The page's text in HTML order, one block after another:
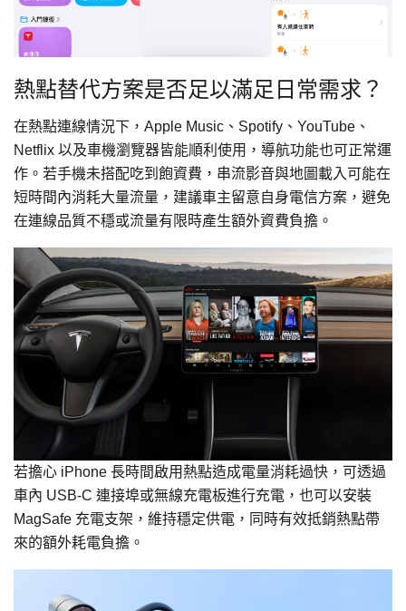
熱點替代方案是否足以滿足日常需求？
在熱點連線情況下，Apple Music、Spotify、YouTube、
Netflix 以及車機瀏覽器皆能順利使用，導航功能也可正常運
作。若手機未搭配吃到飽資費，串流影音與地圖載入可能在
短時間內消耗大量流量，建議車主留意自身電信方案，避免
在連線品質不穩或流量有限時產生額外資費負擔。
若擔心 iPhone 長時間啟用熱點造成電量消耗過快，可透過
車內 USB-C 連接埠或無線充電板進行充電，也可以安裝
MagSafe 充電支架，維持穩定供電，同時有效抵銷熱點帶
來的額外耗電負擔。